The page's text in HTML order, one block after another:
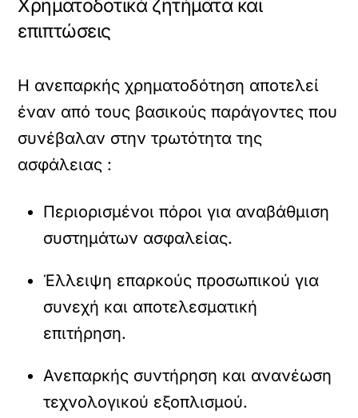
Χρηματοδοτικά ζητήματα και
επιπτώσεις
Η ανεπαρκής χρηματοδότηση αποτελεί
έναν από τους βασικούς παράγοντες που
συνέβαλαν στην τρωτότητα της
ασφάλειας :
Περιορισμένοι πόροι για αναβάθμιση
συστημάτων ασφαλείας.
Έλλειψη επαρκούς προσωπικού για
συνεχή και αποτελεσματική
επιτήρηση.
Ανεπαρκής συντήρηση και ανανέωση
τεχνολογικού εξοπλισμού.